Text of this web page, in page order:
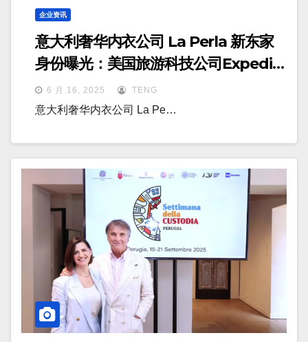
企业资讯
意大利奢华内衣公司 La Perla 新东家
身份曝光：美国旅游科技公司Expedia
前CEO
6 月 16, 2025 TENG
意大利奢华内衣公司 La Pe…